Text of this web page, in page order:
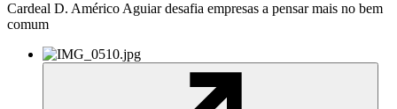
Cardeal D. Américo Aguiar desafia empresas a pensar mais no bem
comum